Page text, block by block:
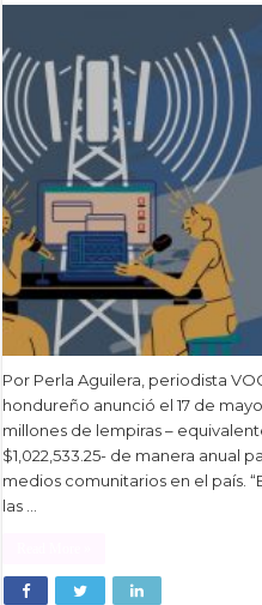
Por Perla Aguilera, periodista
hondureño anunció el 17 de
millones de lempiras –
$1,022,533.25- de manera anual
medios comunitarios en el país.
las …